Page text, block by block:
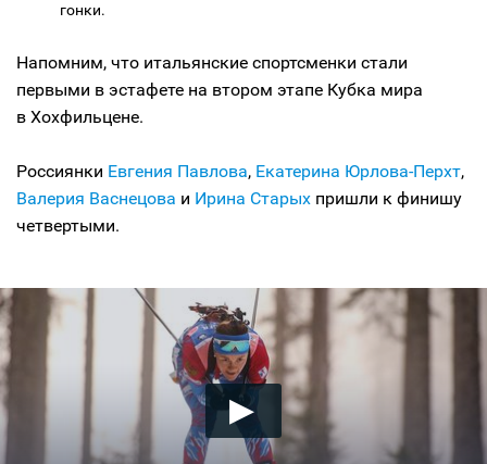
гонки.
Напомним, что итальянские спортсменки стали
первыми в эстафете на втором этапе Кубка мира
в Хохфильцене.
Россиянки Евгения Павлова, Екатерина Юрлова-Перхт,
Валерия Васнецова и Ирина Старых пришли к финишу
четвертыми.